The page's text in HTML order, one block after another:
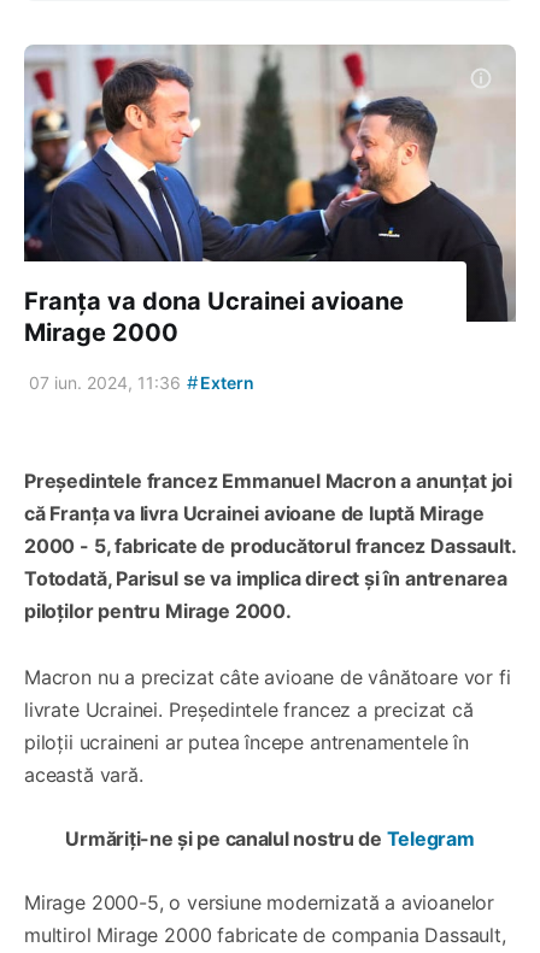
Franța va dona Ucrainei avioane
Mirage 2000
07 iun. 2024, 11:36 #Extern
Președintele francez Emmanuel Macron a anunțat joi
că Franța va livra Ucrainei avioane de luptă Mirage
2000 - 5, fabricate de producătorul francez Dassault.
Totodată, Parisul se va implica direct și în antrenarea
piloților pentru Mirage 2000.
Macron nu a precizat câte avioane de vânătoare vor fi
livrate Ucrainei. Președintele francez a precizat că
piloții ucraineni ar putea începe antrenamentele în
această vară.
Urmăriți-ne și pe canalul nostru de Telegram
Mirage 2000-5, o versiune modernizată a avioanelor
multirol Mirage 2000 fabricate de compania Dassault,